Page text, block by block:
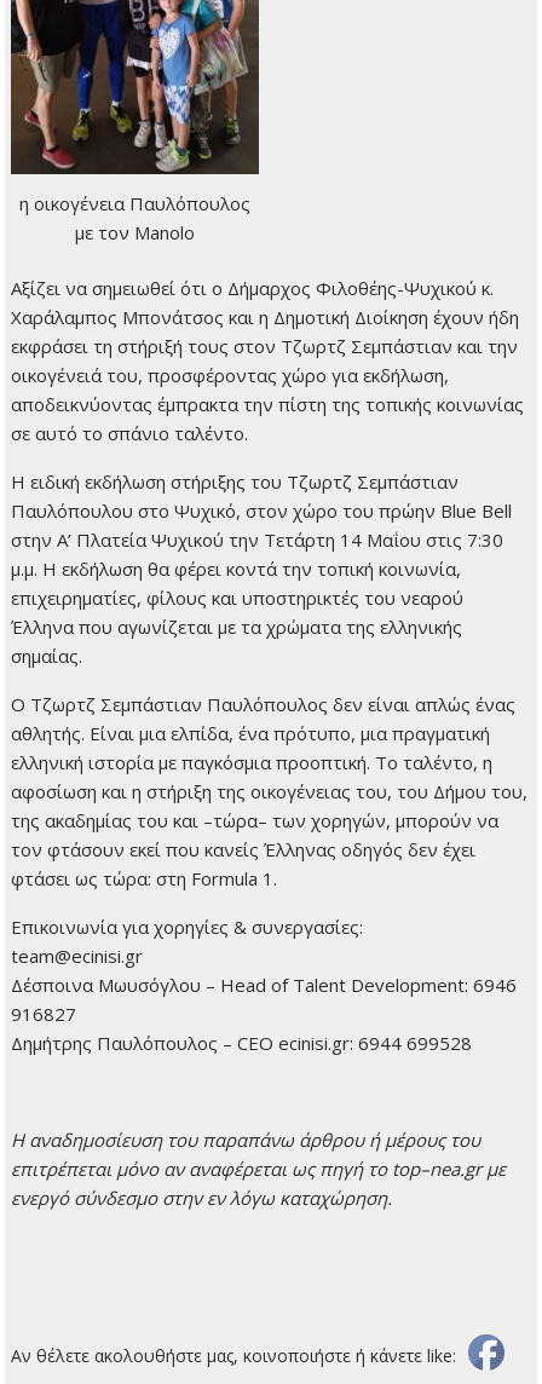
η οικογένεια Παυλόπουλος
με τον Manolo
Αξίζει να σημειωθεί ότι ο Δήμαρχος Φιλοθέης-Ψυχικού κ.
Χαράλαμπος Μπονάτσος και η Δημοτική Διοίκηση έχουν ήδη
εκφράσει τη στήριξή τους στον Τζωρτζ Σεμπάστιαν και την
οικογένειά του, προσφέροντας χώρο για εκδήλωση,
αποδεικνύοντας έμπρακτα την πίστη της τοπικής κοινωνίας
σε αυτό το σπάνιο ταλέντο.
Η ειδική εκδήλωση στήριξης του Τζωρτζ Σεμπάστιαν
Παυλόπουλου στο Ψυχικό, στον χώρο του πρώην Blue Bell
στην Α’ Πλατεία Ψυχικού την Τετάρτη 14 Μαΐου στις 7:30
μ.μ. Η εκδήλωση θα φέρει κοντά την τοπική κοινωνία,
επιχειρηματίες, φίλους και υποστηρικτές του νεαρού
Έλληνα που αγωνίζεται με τα χρώματα της ελληνικής
σημαίας.
Ο Τζωρτζ Σεμπάστιαν Παυλόπουλος δεν είναι απλώς ένας
αθλητής. Είναι μια ελπίδα, ένα πρότυπο, μια πραγματική
ελληνική ιστορία με παγκόσμια προοπτική. Το ταλέντο, η
αφοσίωση και η στήριξη της οικογένειας του, του Δήμου του,
της ακαδημίας του και –τώρα– των χορηγών, μπορούν να
τον φτάσουν εκεί που κανείς Έλληνας οδηγός δεν έχει
φτάσει ως τώρα: στη Formula 1.
Επικοινωνία για χορηγίες & συνεργασίες:
team@ecinisi.gr
Δέσποινα Μωυσόγλου – Head of Talent Development: 6946
916827
Δημήτρης Παυλόπουλος – CEO ecinisi.gr: 6944 699528
Hαναδημοσίευση του παραπάνω άρθρου ή μέρους του
επιτρέπεται μόνο αν αναφέρεται ως πηγή το top–nea.grμε
ενεργό σύνδεσμο στην εν λόγω καταχώρηση.
Αν θέλετε ακολουθήστε μας, κοινοποιήστε ή κάνετε like: